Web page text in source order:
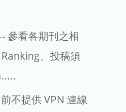
章處理費
參看各期刊之相
、投稿須
不提供 VPN 連線